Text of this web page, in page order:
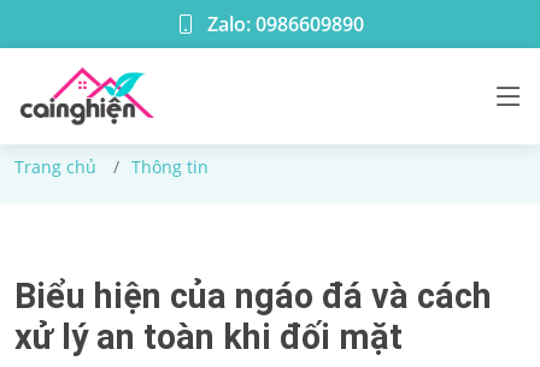
Zalo: 0986609890
Thông tin
Trang chủ Thông tin
Biểu hiện của ngáo đá và cách
xử lý an toàn khi đối mặt